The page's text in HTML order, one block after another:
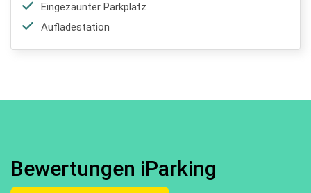
Eingezäunter Parkplatz
Aufladestation
Bewertungen iParking